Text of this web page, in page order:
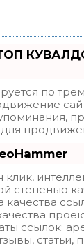
по
степенью
ссылок:
статьи,